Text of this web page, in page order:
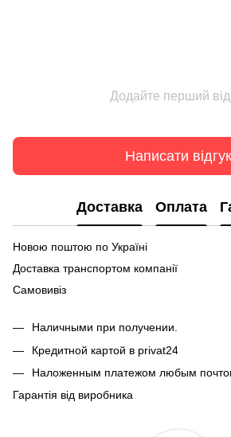
Додайте перший
Написати відгук
Доставка Оплата
Новою поштою по Україні
Доставка транспортом компанії
Самовивіз
Наличными при получении.
Кредитной картой в privat24
Наложенным платежом любым
Гарантія від виробника